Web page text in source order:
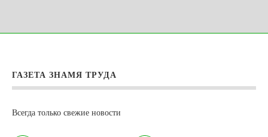
ГАЗЕТА ЗНАМЯ ТРУДА
Всегда только свежие новости